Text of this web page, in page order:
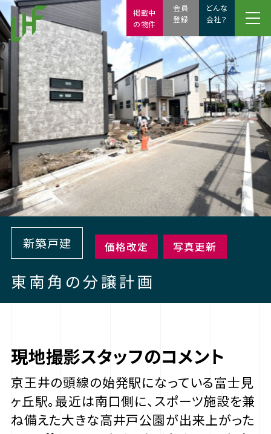
新築戸建 価格改定 写真更新
東南角の分譲計画
現地撮影スタッフのコメント
京王井の頭線の始発駅になっている富士見
ヶ丘駅。最近は南口側に、スポーツ施設を兼
ね備えた大きな高井戸公園が出来上がった
会員
登録
どんな
会社？
掲載中
の物件